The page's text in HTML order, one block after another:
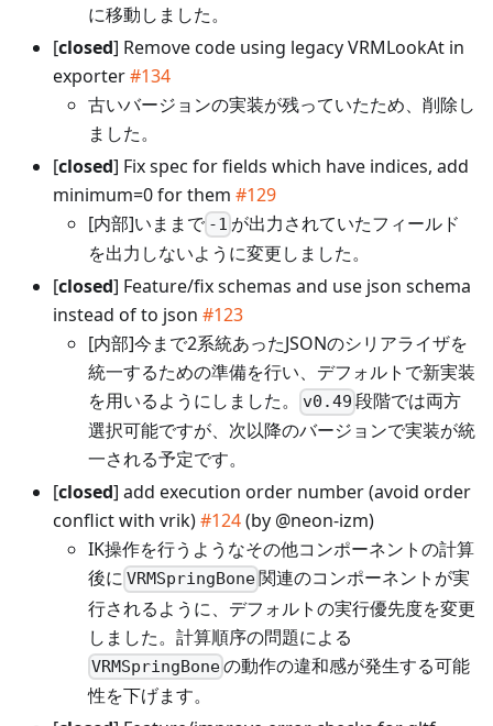
に移動しました。
[closed] Remove code using legacy VRMLookAt in
exporter#134
古いバージョンの実装が残っていたため、削除し
ました。
[closed] Fix spec for fields which have indices, add
minimum=0 for them #129
[内部]いままで -1 が出力されていたフィールド
を出力しないように変更しました。
[closed] Feature/fix schemas and use json schema
instead of to json #123
[内部]今まで2系統あったJSONのシリアライザを
統一するための準備を行い、デフォルトで新実装
を用いるようにしました。
v0.49 段階では両方
選択可能ですが、次以降のバージョンで実装が統
一される予定です。
[closed] add execution order number (avoid order
conflict with vrik)#124(by @neon-izm)
IK操作を行うようなその他コンポーネントの計算
後に VRMSpringBone関連のコンポーネントが実
行されるように、デフォルトの実行優先度を変更
しました。計算順序の問題による
VRMSpringBoneの動作の違和感が発生する可能
性を下げます。